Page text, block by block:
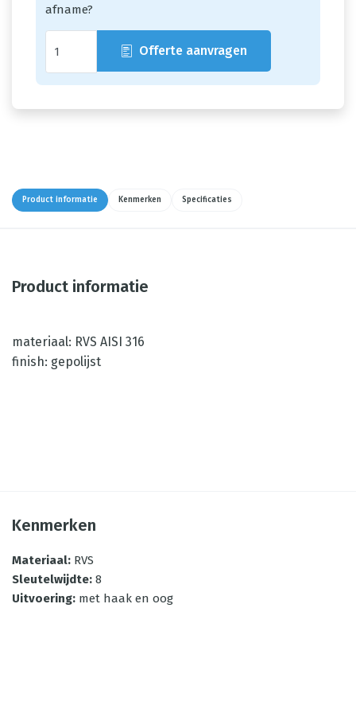
afname?
Offerte aanvragen
Product informatie Kenmerken Specificaties
Product informatie
materiaal: RVS AISI 316
finish: gepolijst
Kenmerken
Materiaal: RVS
Sleutelwijdte: 8
Uitvoering: met haak en oog